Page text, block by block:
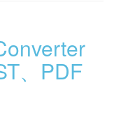
、PDF